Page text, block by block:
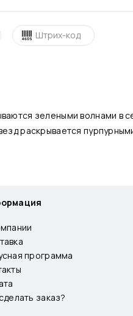
Штрих-код
зелеными волнами в
раскрывается
программа
заказ?